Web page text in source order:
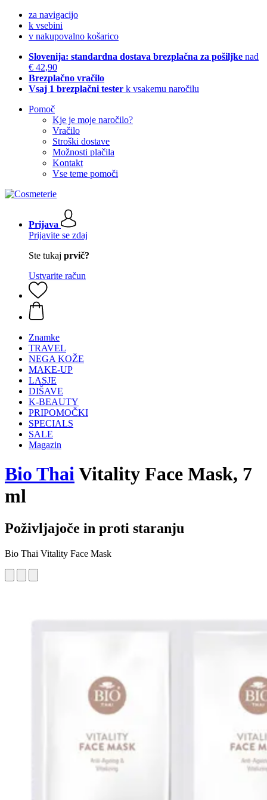
za navigacijo
k vsebini
v nakupovalno košarico
Slovenija: standardna dostava brezplačna za pošiljke nad
€ 42,90
Brezplačno vračilo
Vsaj 1 brezplačni tester k vsakemu naročilu
Pomoč
Kje je moje naročilo?
Vračilo
Stroški dostave
Možnosti plačila
Kontakt
Vse teme pomoči
Prijava
Prijavite se zdaj
Ste tukaj prvič?
Ustvarite račun
Znamke
TRAVEL
NEGA KOŽE
MAKE-UP
LASJE
DIŠAVE
K-BEAUTY
PRIPOMOČKI
SPECIALS
SALE
Magazin
Bio ThaiVitality Face Mask, 7
ml
Poživljajoče in proti staranju
Bio Thai Vitality Face Mask